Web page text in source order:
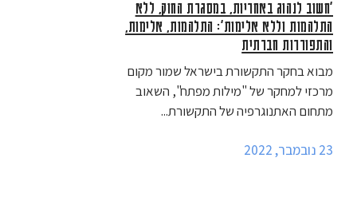
“חשוב לנהוג באחריות, במסגרת החוק, ללא
התלהמות וללא אלימות”: התלהמות, אלימות,
והתפוררות חברתית
מבוא בחקר התקשורת בישראל שמור מקום
מרכזי למחקר של "מילות מפתח", השאוב
מתחום האתנוגרפיה של התקשורת...
23 נובמבר, 2022